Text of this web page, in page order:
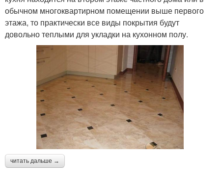
обычном многоквартирном помещении выше первого
этажа, то практически все виды покрытия будут
довольно теплыми для укладки на кухонном полу.
читать дальше →